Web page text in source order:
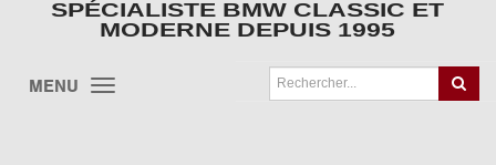
SPÉCIALISTE BMW CLASSIC ET
MODERNE DEPUIS 1995
MENU